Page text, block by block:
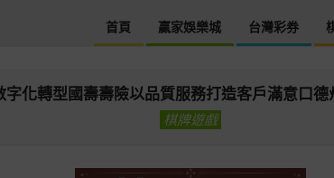
首頁 贏家娛樂城 台灣彩券
字化轉型國壽壽險以品質服務打造客戶滿意口德
棋牌遊戲